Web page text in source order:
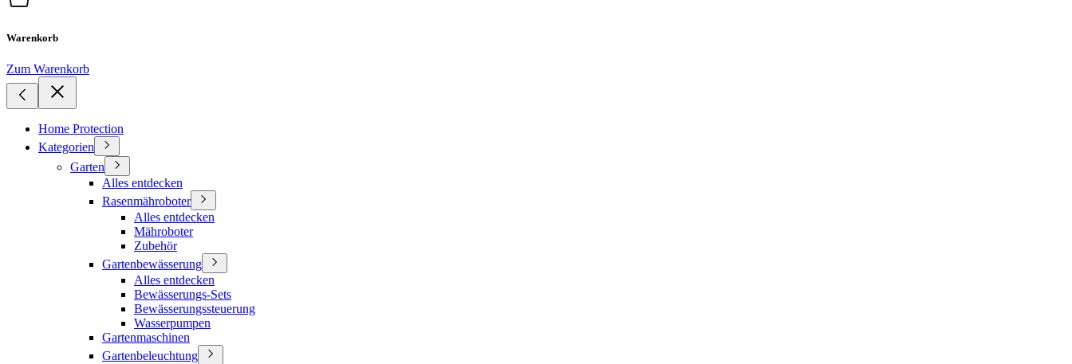
Warenkorb
Zum Warenkorb
Home Protection
Kategorien
Garten
Alles entdecken
Rasenmähroboter
Alles entdecken
Mähroboter
Zubehör
Gartenbewässerung
Alles entdecken
Bewässerungs-Sets
Bewässerungssteuerung
Wasserpumpen
Gartenmaschinen
Gartenbeleuchtung